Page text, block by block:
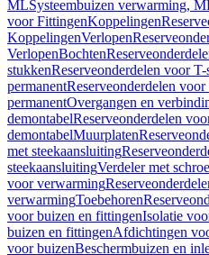
MLSysteembuizen verwarming,
voor FittingenKoppelingen
KoppelingenVerlopen
VerlopenBochten
stukkenReserveonderdelen voor
permanentReserveonderdelen
permanentOvergangen en
demontabelReserveonderdelen
demontabelMuurplaten
met steekaansluiting
steekaansluitingVerdeler met
voor verwarming
verwarmingToebehoren
voor buizen en fittingenIsolatie
buizen en fittingenAfdichtingen
voor buizenBeschermbuizen en